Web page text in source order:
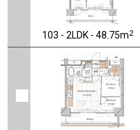
103 - 2LDK - 48.75m2